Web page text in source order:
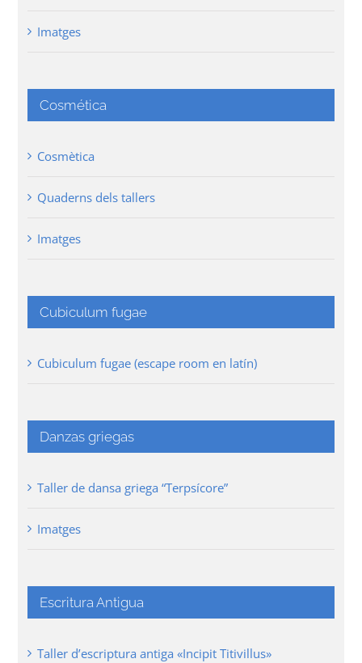
Imatges
Cosmética
Cosmètica
Quaderns dels tallers
Imatges
Cubiculum fugae
Cubiculum fugae (escape room en latín)
Danzas griegas
Taller de dansa griega “Terpsícore”
Imatges
Escritura Antigua
Taller d’escriptura antiga «Incipit Titivillus»